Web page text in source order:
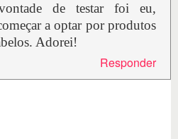
de testar foi eu,
a optar por produtos
Adorei!
Responder